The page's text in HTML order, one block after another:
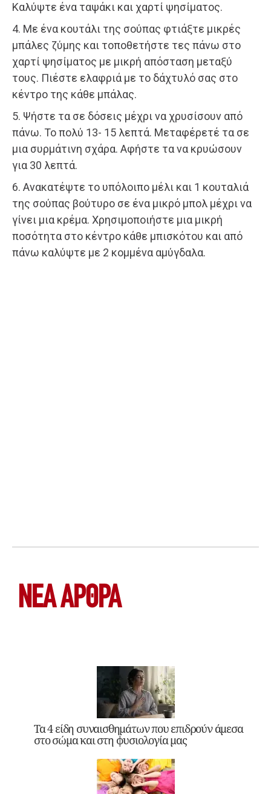
Καλύψτε ένα ταψάκι και χαρτί ψησίματος.
4. Με ένα κουτάλι της σούπας φτιάξτε μικρές
μπάλες ζύμης και τοποθετήστε τες πάνω στο
χαρτί ψησίματος με μικρή απόσταση μεταξύ
τους. Πιέστε ελαφριά με το δάχτυλό σας στο
κέντρο της κάθε μπάλας.
5. Ψήστε τα σε δόσεις μέχρι να χρυσίσουν από
πάνω. Το πολύ 13- 15 λεπτά. Μεταφέρετέ τα σε
μια συρμάτινη σχάρα. Αφήστε τα να κρυώσουν
για 30 λεπτά.
6. Ανακατέψτε το υπόλοιπο μέλι και 1 κουταλιά
της σούπας βούτυρο σε ένα μικρό μπολ μέχρι να
γίνει μια κρέμα. Χρησιμοποιήστε μια μικρή
ποσότητα στο κέντρο κάθε μπισκότου και από
πάνω καλύψτε με 2 κομμένα αμύγδαλα.
ΝΕΑ ΆΡΘΡΑ
Τα 4 είδη συναισθημάτων που επιδρούν άμεσα
στο σώμα και στη φυσιολογία μας